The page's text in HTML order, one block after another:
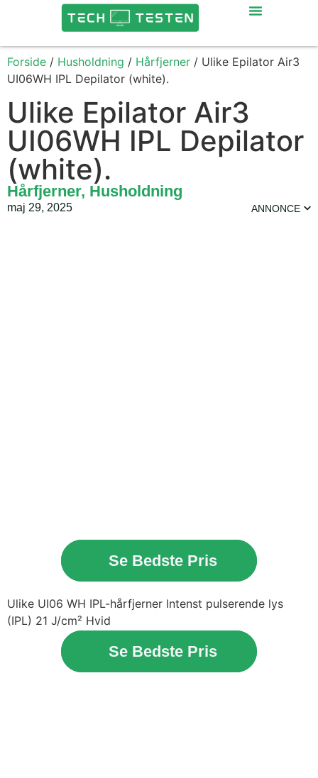
Forside / Husholdning / Hårfjerner / Ulike Epilator Air3
UI06WH IPL Depilator (white).
Ulike Epilator Air3
UI06WH IPL Depilator
(white).
Hårfjerner, Husholdning
maj 29, 2025 ANNONCE
Se Bedste Pris
Ulike UI06 WH IPL-hårfjerner Intenst pulserende lys
(IPL) 21 J/cm² Hvid
Se Bedste Pris